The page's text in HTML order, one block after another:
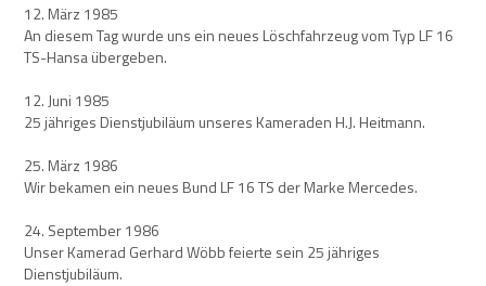
12. März 1985
An diesem Tag wurde uns ein neues Löschfahrzeug vom Typ LF 16
TS-Hansa übergeben.
12. Juni 1985
25 jähriges Dienstjubiläum unseres Kameraden H.J. Heitmann.
25. März 1986
Wir bekamen ein neues Bund LF 16 TS der Marke Mercedes.
24. September 1986
Unser Kamerad Gerhard Wöbb feierte sein 25 jähriges
Dienstjubiläum.